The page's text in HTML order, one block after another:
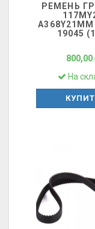
РЕМЕНЬ
19045
800,00
На